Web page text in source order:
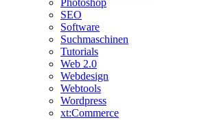
Photoshop
SEO
Software
Suchmaschinen
Tutorials
Web 2.0
Webdesign
Webtools
Wordpress
xt:Commerce